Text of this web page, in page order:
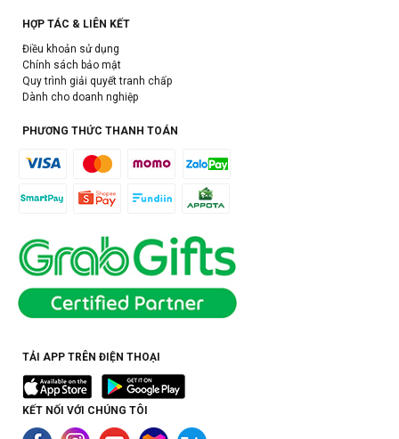
HỢP TÁC & LIÊN KẾT
Điều khoản sử dụng
Chính sách bảo mật
Quy trình giải quyết tranh chấp
Dành cho doanh nghiệp
PHƯƠNG THỨC THANH TOÁN
TẢI APP TRÊN ĐIỆN THOẠI
KẾT NỐI VỚI CHÚNG TÔI